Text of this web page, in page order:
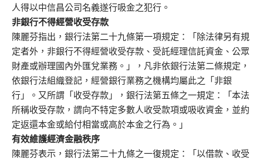
人得以中信昌公司名義遂行吸金之犯行。
非銀行不得經營收受存款
陳麗芬指出，銀行法第二十九條第一項規定：「除法律另有規
定者外，非銀行不得經營收受存款、受託經理信託資金、公眾
財產或辦理國內外匯兌業務。」，凡非依銀行法第二條規定，
依銀行法組織登記，經營銀行業務之機構均屬此之「非銀
行」。又所謂「收受存款」，銀行法第五條之一規定：「本法
所稱收受存款，謂向不特定多數人收受款項或吸收資金，並約
定返還本金或給付相當或高於本金之行為。」
有效維護經濟金融秩序
陳麗芬表示，銀行法第二十九條之一復規定：「以借款、收受